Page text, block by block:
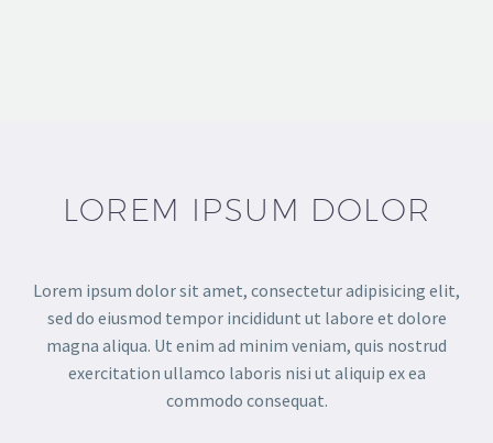
LOREM IPSUM DOLOR
Lorem ipsum dolor sit amet, consectetur adipisicing elit,
sed do eiusmod tempor incididunt ut labore et dolore
magna aliqua. Ut enim ad minim veniam, quis nostrud
exercitation ullamco laboris nisi ut aliquip ex ea
commodo consequat.